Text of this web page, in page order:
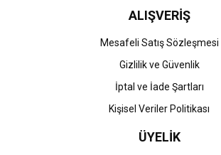
ALIŞVERİŞ
Mesafeli Satış Sözleşmesi
Gizlilik ve Güvenlik
İptal ve İade Şartları
Kişisel Veriler Politikası
ÜYELİK